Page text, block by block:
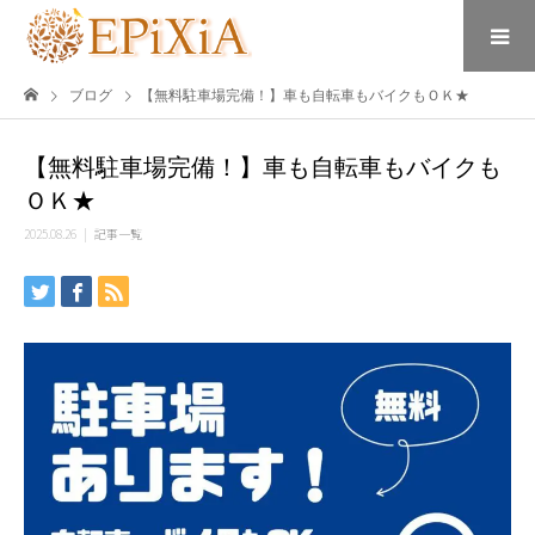
ブログ 【無料駐車場完備！】車も自転車もバイクもＯＫ★
【無料駐車場完備！】車も自転車もバイクも
ＯＫ★
2025.08.26 記事一覧